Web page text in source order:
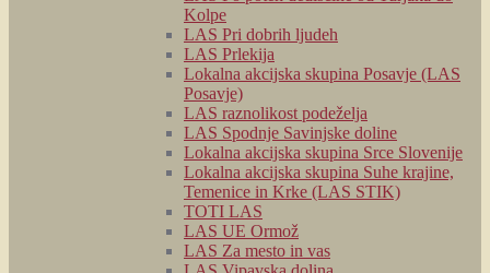
Kolpe
LAS Pri dobrih ljudeh
LAS Prlekija
Lokalna akcijska skupina Posavje (LAS
Posavje)
LAS raznolikost podeželja
LAS Spodnje Savinjske doline
Lokalna akcijska skupina Srce Slovenije
Lokalna akcijska skupina Suhe krajine,
Temenice in Krke (LAS STIK)
TOTI LAS
LAS UE Ormož
LAS Za mesto in vas